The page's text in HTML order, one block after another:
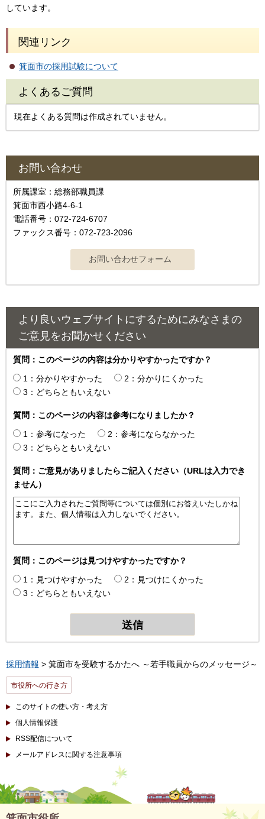
しています。
関連リンク
箕面市の採用試験について
よくあるご質問
現在よくある質問は作成されていません。
お問い合わせ
所属課室：総務部職員課
箕面市西小路4‐6‐1
電話番号：072-724-6707
ファックス番号：072-723-2096
より良いウェブサイトにするためにみなさまの
ご意見をお聞かせください
質問：このページの内容は分かりやすかったですか？
1：分かりやすかった
2：分かりにくかった
3：どちらともいえない
質問：このページの内容は参考になりましたか？
1：参考になった
2：参考にならなかった
3：どちらともいえない
質問：ご意見がありましたらご記入ください（URLは入力でき
ません）
質問：このページは見つけやすかったですか？
1：見つけやすかった
2：見つけにくかった
3：どちらともいえない
採用情報 > 箕面市を受験するかたへ ～若手職員からのメッセージ～
市役所への行き方
このサイトの使い方・考え方
個人情報保護
RSS配信について
メールアドレスに関する注意事項